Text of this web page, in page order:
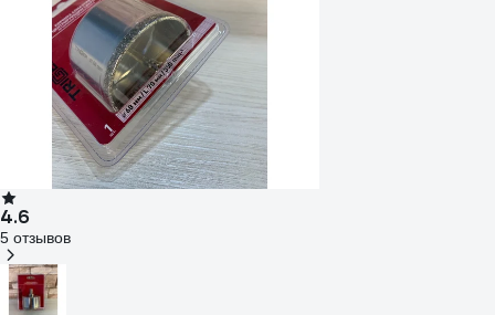
4.6
5 отзывов